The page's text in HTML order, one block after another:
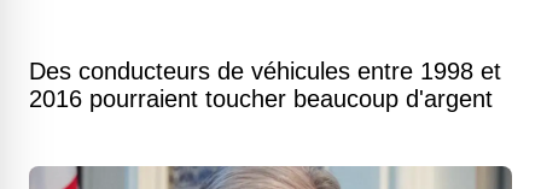
Des conducteurs de véhicules entre 1998 et
2016 pourraient toucher beaucoup d'argent